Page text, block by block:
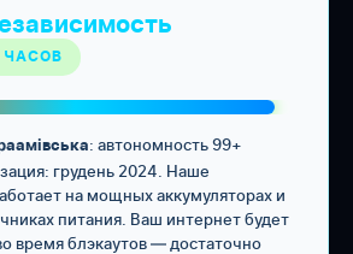
ЧАСОВ
: автономность 99+
грудень 2024. Наше
на мощных аккумуляторах и
питания. Ваш интернет будет
время блэкаутов — достаточно